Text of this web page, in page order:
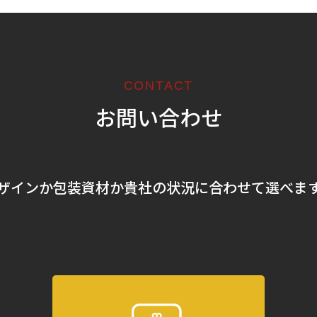
CONTACT
お問い合わせ
インか包装資材か貴社の状況に合わせて選べま